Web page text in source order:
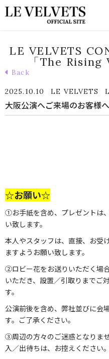
LE VELVETS
「The Rising
Back
2025.10.10 LE VELVETS
大阪公演へご来場のお客様
☆お願い☆
①お手紙を含め、プレゼントは
い致します。
本人やスタッフは、直接、お受
ますようお願い致します。
②ロビー花をお送りいただく場
いただき、設置／引取りまでご
す。
公演前後を含め、弊社並びに会
す。ご了承ください。
③周辺の方々のご迷惑となりま
入／出待ちは、お控えください。